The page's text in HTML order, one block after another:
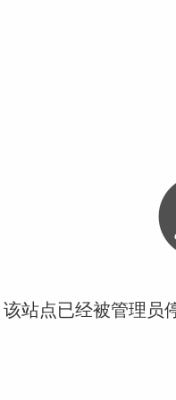
站点已经被管理员